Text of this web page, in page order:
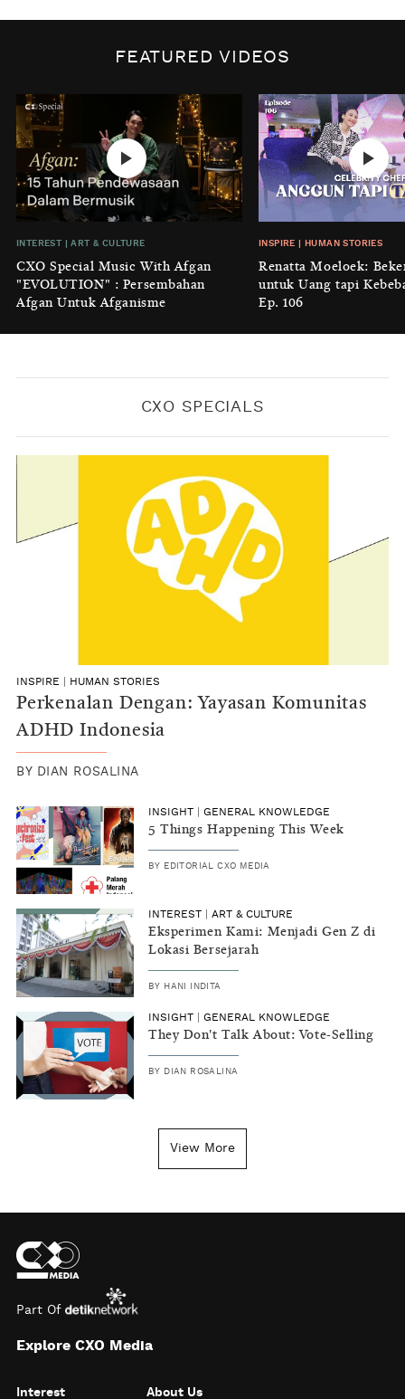
Biaya Tersembunyi dari Insecurity
KONTRIBUTOR CXO MEDIA
INTEREST|HOME
No Place Like: Camping Ground
Cidulang
KONTRIBUTOR CXO MEDIA
GENERAL KNOWLEDGE
Luruhnya Daun Terakhir: Kala
'Benteng Alam' yang Tak Lagi Bisa
Melindungi
BYKONTRIBUTOR CXO MEDIA
FEATURED VIDEOS
INTEREST |ART & CULTURE
CXO Special Music With Afgan
"EVOLUTION" : Persembahan
Afgan Untuk Afganisme
INSPIRE HUMAN STORIES
Renatta Moeloek:
untuk Uang tapi
Ep. 106
CXO SPECIALS
INSPIRE HUMAN STORIES
Perkenalan Dengan: Yayasan Komunitas
ADHD Indonesia
BY DIAN ROSALINA
INSIGHT GENERAL KNOWLEDGE
5 Things Happening This Week
BY EDITORIAL CXO MEDIA
INTEREST ART & CULTURE
Eksperimen Kami: Menjadi Gen Z di
Lokasi Bersejarah
BY HANI INDITA
INSIGHT GENERAL KNOWLEDGE
They Don't Talk About: Vote-Selling
BY DIAN ROSALINA
View More
Part Of
Explore CXO Media
Interest About Us